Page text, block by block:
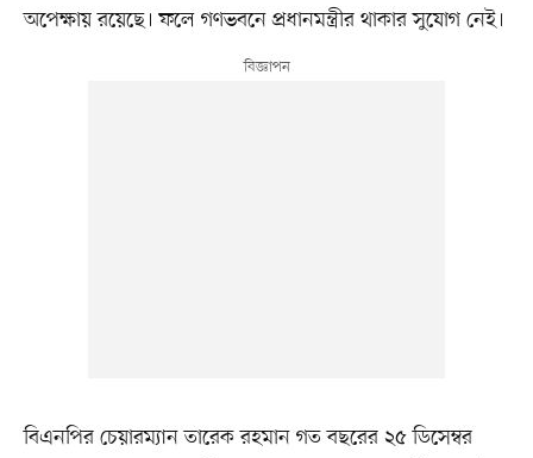
অপেক্ষায় রয়েছে। ফলে গণভবনে প্রধানমন্ত্রীর থাকার সুযোগ নেই।
বিএনপির চেয়ারম্যান তারেক রহমান গত বছরের ২৫ ডিসেম্বর